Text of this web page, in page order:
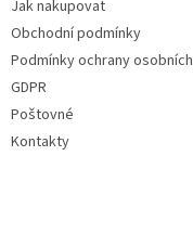
Jak nakupovat
Obchodní podmínky
Podmínky ochrany
GDPR
Poštovné
Kontakty